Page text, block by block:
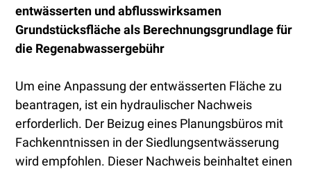
entwässerten und abflusswirksamen
Grundstücksfläche als Berechnungsgrundlage für
die Regenabwassergebühr
Um eine Anpassung der entwässerten Fläche zu
beantragen, ist ein hydraulischer Nachweis
erforderlich. Der Beizug eines Planungsbüros mit
Fachkenntnissen in der Siedlungsentwässerung
wird empfohlen. Dieser Nachweis beinhaltet einen